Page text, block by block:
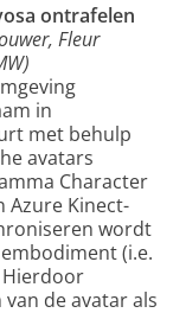
ontrafelen
Fleur
in
met behulp
avatars
Character
Azure Kinect-
wordt
(i.e.
Hierdoor
de avatar als